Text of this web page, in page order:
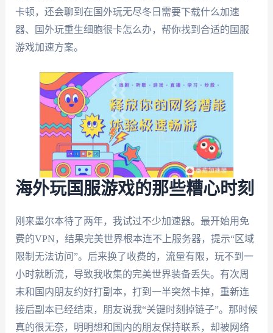
卡顿，还会聊到在国外玩无尽冬日需要下载什么加速
器、国外玩重生细胞很卡怎么办，帮你找到合适的国服
游戏加速方案。
海外玩国服游戏的那些糟心时刻
刚来墨尔本待了两年，我试过不少加速器。最开始用免
费的VPN，结果完美世界根本连不上服务器，提示“区域
限制无法访问”。后来换了收费的，流量有限，玩不到一
小时就断流，导致我收集的完美世界装备丢失。有次周
末和国内朋友约好打副本，打到一半突然卡掉，重新连
接后副本已经结束，朋友说我“关键时刻掉链子”。那时候
真的很无奈，明明想和国内的朋友保持联系，却被网络